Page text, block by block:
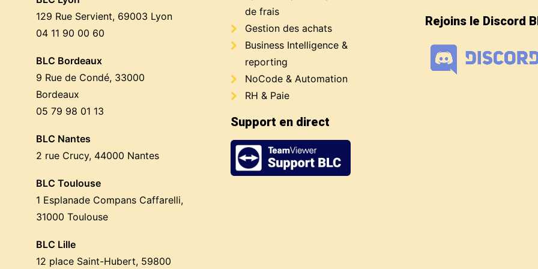
129 Rue Servient, 69003 Lyon
04 11 90 00 60
BLC Bordeaux
9 Rue de Condé, 33000
Bordeaux
05 79 98 01 13
BLC Nantes
2 rue Crucy, 44000 Nantes
BLC Toulouse
1 Esplanade Compans Caffarelli,
31000 Toulouse
BLC Lille
12 place Saint-Hubert, 59800
de frais
Gestion des achats
Business Intelligence &
reporting
NoCode & Automation
RH & Paie
Support en direct
Rejoins le Discord